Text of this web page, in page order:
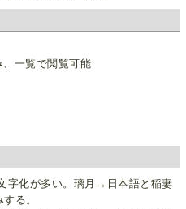
一覧で閲覧可能
字化が多い。璃月→日本語と稲妻
る。